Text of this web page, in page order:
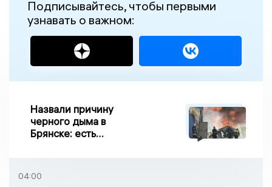
Подписывайтесь, чтобы первыми
узнавать о важном:
Назвали причину
черного дыма в
Брянске: есть
04:00